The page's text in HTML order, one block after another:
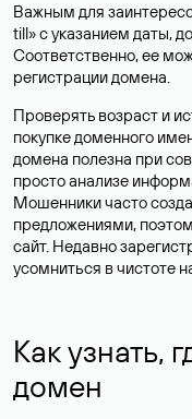
Важным для
till» с указанием даты,
Соответственно, ее
регистрации домена.
Проверять возраст и
покупке доменного
домена полезна при
просто анализе
Мошенники часто
предложениями,
сайт. Недавно
усомниться в чистоте
Как узнать,
домен